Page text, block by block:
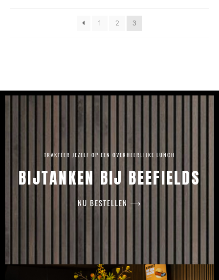
1 2 3
TRAKTEER JEZELF OP EEN OVERHEERLIJKE LUNCH
BIJTANKEN BIJ BEEFIELDS
NU BESTELLEN ⟶